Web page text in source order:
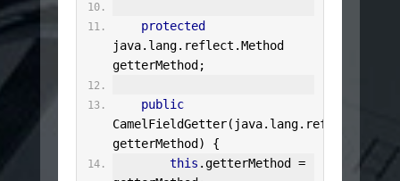
protected
java. lang. reflect .Method
getterMethod ;
public
CamelFieldGetter( java. lang. reflect
getterMethod )
{
this .getterMethod =